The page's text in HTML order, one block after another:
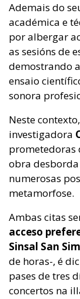
Ademais do
académica e
por albergar
as sesións de
demostrando
ensaio
sonora
Neste
investigadora
prometedoras
obra
numerosas
metamorfose.
Ambas citas
acceso
Sinsal San
de horas-, é
pases de tres
concertos na